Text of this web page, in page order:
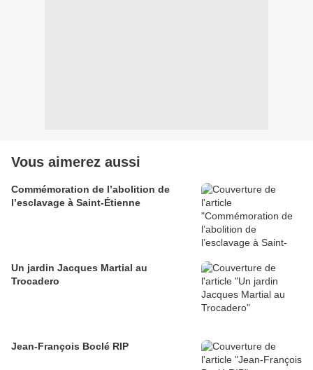
Vous aimerez aussi
Commémoration de l’abolition de
l’esclavage à Saint-Étienne
Un jardin Jacques Martial au
Trocadero
Jean-François Boclé RIP